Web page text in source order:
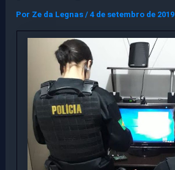
Por Ze da Legnas/4 de setembro de 2019